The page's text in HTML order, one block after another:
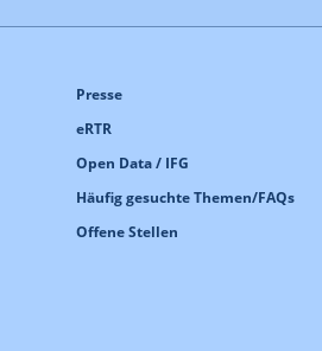
Presse
eRTR
Open Data / IFG
Häufig gesuchte Themen/FAQs
Offene Stellen